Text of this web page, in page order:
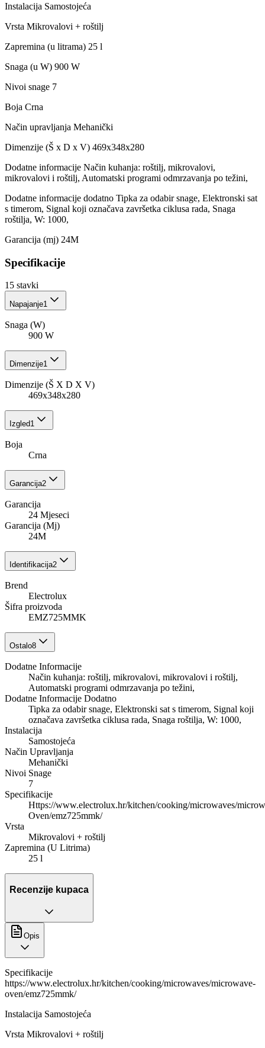
Instalacija Samostojeća
Vrsta Mikrovalovi + roštilj
Zapremina (u litrama) 25 l
Snaga (u W) 900 W
Nivoi snage 7
Boja Crna
Način upravljanja Mehanički
Dimenzije (Š x D x V) 469x348x280
Dodatne informacije Način kuhanja: roštilj, mikrovalovi,
mikrovalovi i roštilj, Automatski programi odmrzavanja po težini,
Dodatne informacije dodatno Tipka za odabir snage, Elektronski sat
s timerom, Signal koji označava završetka ciklusa rada, Snaga
roštilja, W: 1000,
Garancija (mj) 24M
Specifikacije
15 stavki
Napajanje1
Snaga (W)
900 W
Dimenzije1
Dimenzije (Š X D X V)
469x348x280
Izgled1
Boja
Crna
Garancija2
Garancija
24 Mjeseci
Garancija (Mj)
24M
Identifikacija2
Brend
Electrolux
Šifra proizvoda
EMZ725MMK
Ostalo8
Dodatne Informacije
Način kuhanja: roštilj, mikrovalovi, mikrovalovi i roštilj,
Automatski programi odmrzavanja po težini,
Dodatne Informacije Dodatno
Tipka za odabir snage, Elektronski sat s timerom, Signal koji
označava završetka ciklusa rada, Snaga roštilja, W: 1000,
Instalacija
Samostojeća
Način Upravljanja
Mehanički
Nivoi Snage
7
Specifikacije
Https://www.electrolux.hr/kitchen/cooking/microwaves/
Oven/emz725mmk/
Vrsta
Mikrovalovi + roštilj
Zapremina (U Litrima)
25 l
Recenzije kupaca
Opis
Specifikacije
https://www.electrolux.hr/kitchen/cooking/microwaves/microwave-
oven/emz725mmk/
Instalacija Samostojeća
Vrsta Mikrovalovi + roštilj